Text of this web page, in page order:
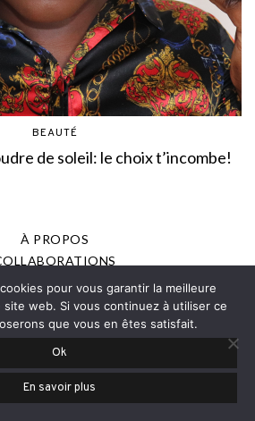
BEAUTÉ
de soleil: le choix t’incombe!
À PROPOS
LÉGALES
DE CONFIDENTIALITÉ
PRESSE
ROMAIN, TOUS DROITS RÉSERVÉS
pour vous garantir la meilleure
web. Si vous continuez à utiliser ce
que vous en êtes satisfait.
Ok
En savoir plus